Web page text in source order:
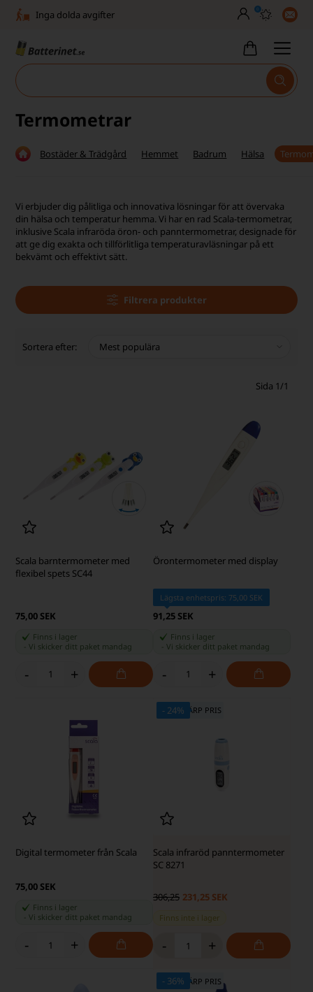
Inga dolda avgifter
Fasta låga priser
Bra Trustscore
Billig leverans från 49,-
Snabb leverans - 1-3 dagar
Fasta låga priser
Tel. är stängd vecka 27–32
0
Termometrar
Bostäder & Trädgård Hemmet Badrum Hälsa
Vi erbjuder dig pålitliga och innovativa lösningar för att övervaka
din hälsa och temperatur hemma. Vi har en rad Scala-termometrar,
inklusive Scala infraröda öron- och panntermometrar, designade för
att ge dig exakta och tillförlitliga temperaturavläsningar på ett
bekvämt och effektivt sätt.
Filtrera produkter
Sortera efter:
Sida 1/1
Scala barntermometer med
flexibel spets SC44
75,00 SEK
Finns i lager
-Vi skicker ditt paket mandag
- +
Örontermometer med display
Lägsta enhetspris: 75,00 SEK
91,25 SEK
Finns i lager
Vi skicker ditt paket mandag
- +
Digital termometer från Scala
75,00 SEK
Finns i lager
-Vi skicker ditt paket mandag
- +
- 24% SKÄRP PRIS - SKÄRP PRIS
Scala infraröd panntermometer
SC 8271
306,25 231,25 SEK
Finns inte i lager
- +
- 36% SKÄRP PRIS - SKÄRP PRIS